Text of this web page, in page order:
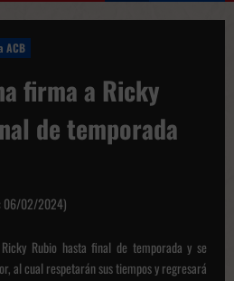
ACB
firma a Ricky
de temporada
06/02/2024)
Rubio hasta final de temporada y se
al cual respetarán sus tiempos y regresará